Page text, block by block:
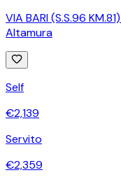
VIA BARI (S.S.96
Altamura
Self
€2,139
Servito
€2,359